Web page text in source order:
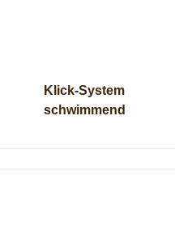
Klick-System
schwimmend